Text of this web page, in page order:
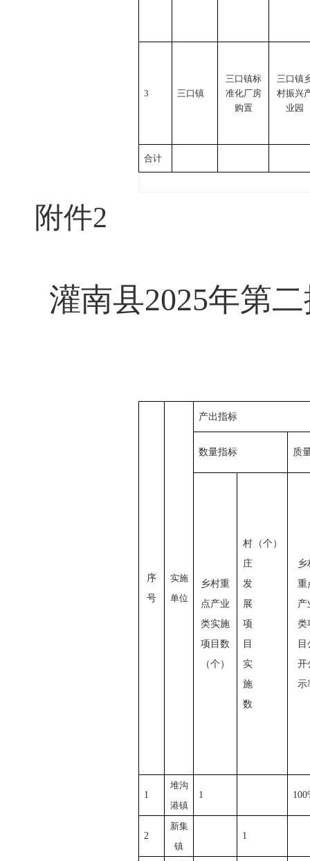
3 三口镇
三口镇标
准化厂房
购置
三口镇
村振兴
业园
合计
附件2
灌南县2025年第
序
号
实施
单位
产出指标
数量指标 质
乡村重
点产业
类实施
项目数
（个）
村
庄
发
展
项
目
实
施
数
（个）
乡
重
产
类
目
开
示
1
堆沟
港镇
1
2
新集
镇
1